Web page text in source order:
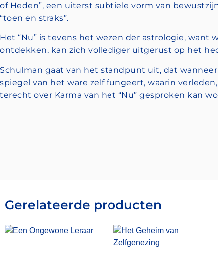
of Heden”, een uiterst subtiele vorm van
“toen en straks”.
Het “Nu” is tevens het wezen der astrologie, want
ontdekken, kan zich vollediger uitgerust op het
Schulman gaat van het standpunt uit, dat
spiegel van het ware zelf fungeert, waarin
terecht over Karma van het “Nu” gesproken kan
Gerelateerde producten